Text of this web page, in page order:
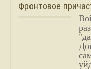
Фронтовое